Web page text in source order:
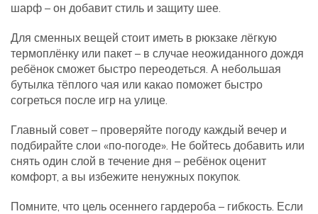
шарф – он добавит стиль и защиту шее.
Для сменных вещей стоит иметь в рюкзаке лёгкую
термоплёнку или пакет – в случае неожиданного дождя
ребёнок сможет быстро переодеться. А небольшая
бутылка тёплого чая или какао поможет быстро
согреться после игр на улице.
Главный совет – проверяйте погоду каждый вечер и
подбирайте слои «по‑погоде». Не бойтесь добавить или
снять один слой в течение дня – ребёнок оценит
комфорт, а вы избежите ненужных покупок.
Помните, что цель осеннего гардероба – гибкость. Если